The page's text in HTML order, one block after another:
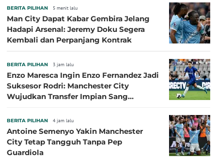
BERITA PILIHAN 5 menit lalu
Man City Dapat Kabar Gembira Jelang
Hadapi Arsenal: Jeremy Doku Segera
Kembali dan Perpanjang Kontrak
BERITA PILIHAN 3 jam lalu
Enzo Maresca Ingin Enzo Fernandez Jadi
Suksesor Rodri: Manchester City
Wujudkan Transfer Impian Sang
BERITA PILIHAN 4 jam lalu
Antoine Semenyo Yakin Manchester
City Tetap Tangguh Tanpa Pep
Guardiola